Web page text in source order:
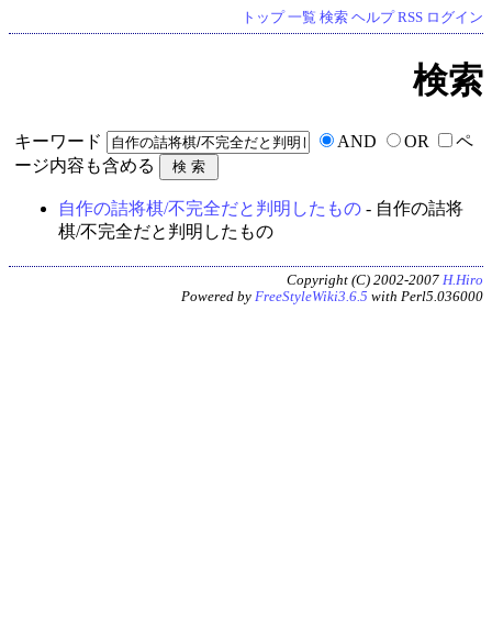
トップ 一覧 検索 ヘルプ RSS ログイン
検索
キーワード AND OR
ペ
ージ内容も含める
自作の詰将棋/不完全だと判明したもの - 自作の詰将
棋/不完全だと判明したもの
Copyright (C) 2002-2007 H.Hiro
Powered by FreeStyleWiki3.6.5 with Perl5.036000